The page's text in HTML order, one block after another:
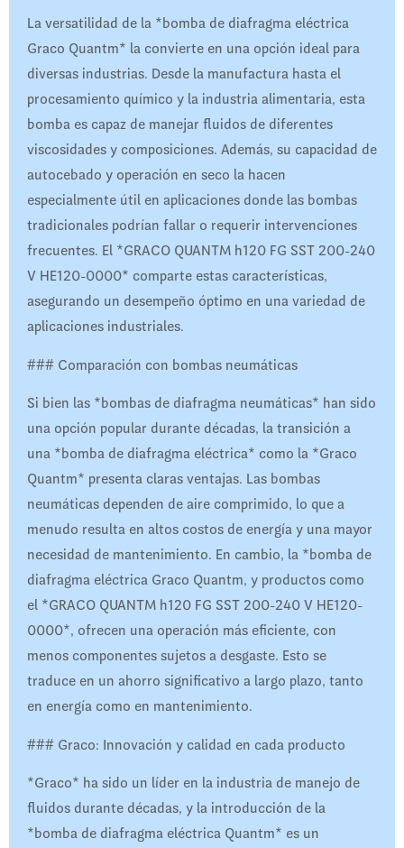
La versatilidad de la *bomba de diafragma eléctrica
Graco Quantm* la convierte en una opción ideal para
diversas industrias. Desde la manufactura hasta el
procesamiento químico y la industria alimentaria, esta
bomba es capaz de manejar fluidos de diferentes
viscosidades y composiciones. Además, su capacidad de
autocebado y operación en seco la hacen
especialmente útil en aplicaciones donde las bombas
tradicionales podrían fallar o requerir intervenciones
frecuentes. El *GRACO QUANTM h120 FG SST 200-240
V HE120-0000* comparte estas características,
asegurando un desempeño óptimo en una variedad de
aplicaciones industriales.
### Comparación con bombas neumáticas
Si bien las *bombas de diafragma neumáticas* han sido
una opción popular durante décadas, la transición a
una *bomba de diafragma eléctrica* como la *Graco
Quantm* presenta claras ventajas. Las bombas
neumáticas dependen de aire comprimido, lo que a
menudo resulta en altos costos de energía y una mayor
necesidad de mantenimiento. En cambio, la *bomba de
diafragma eléctrica Graco Quantm, y productos como
el *GRACO QUANTM h120 FG SST 200-240 V HE120-
0000*, ofrecen una operación más eficiente, con
menos componentes sujetos a desgaste. Esto se
traduce en un ahorro significativo a largo plazo, tanto
en energía como en mantenimiento.
### Graco: Innovación y calidad en cada producto
*Graco* ha sido un líder en la industria de manejo de
fluidos durante décadas, y la introducción de la
*bomba de diafragma eléctrica Quantm* es un